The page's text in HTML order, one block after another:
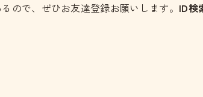
ので、ぜひお友達登録お願いします。 ID検